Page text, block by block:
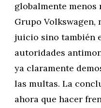
globalmente menos
Grupo Volkswagen,
juicio sino también
autoridades
ya claramente
las multas. La
ahora que hacer